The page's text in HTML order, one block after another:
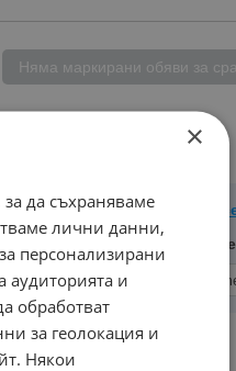
Няма маркирани обяви за
Запази
Марка/Модел/
×
да съхраняваме
лични данни,
персонализирани
и
обработват
за геолокация и
Някои